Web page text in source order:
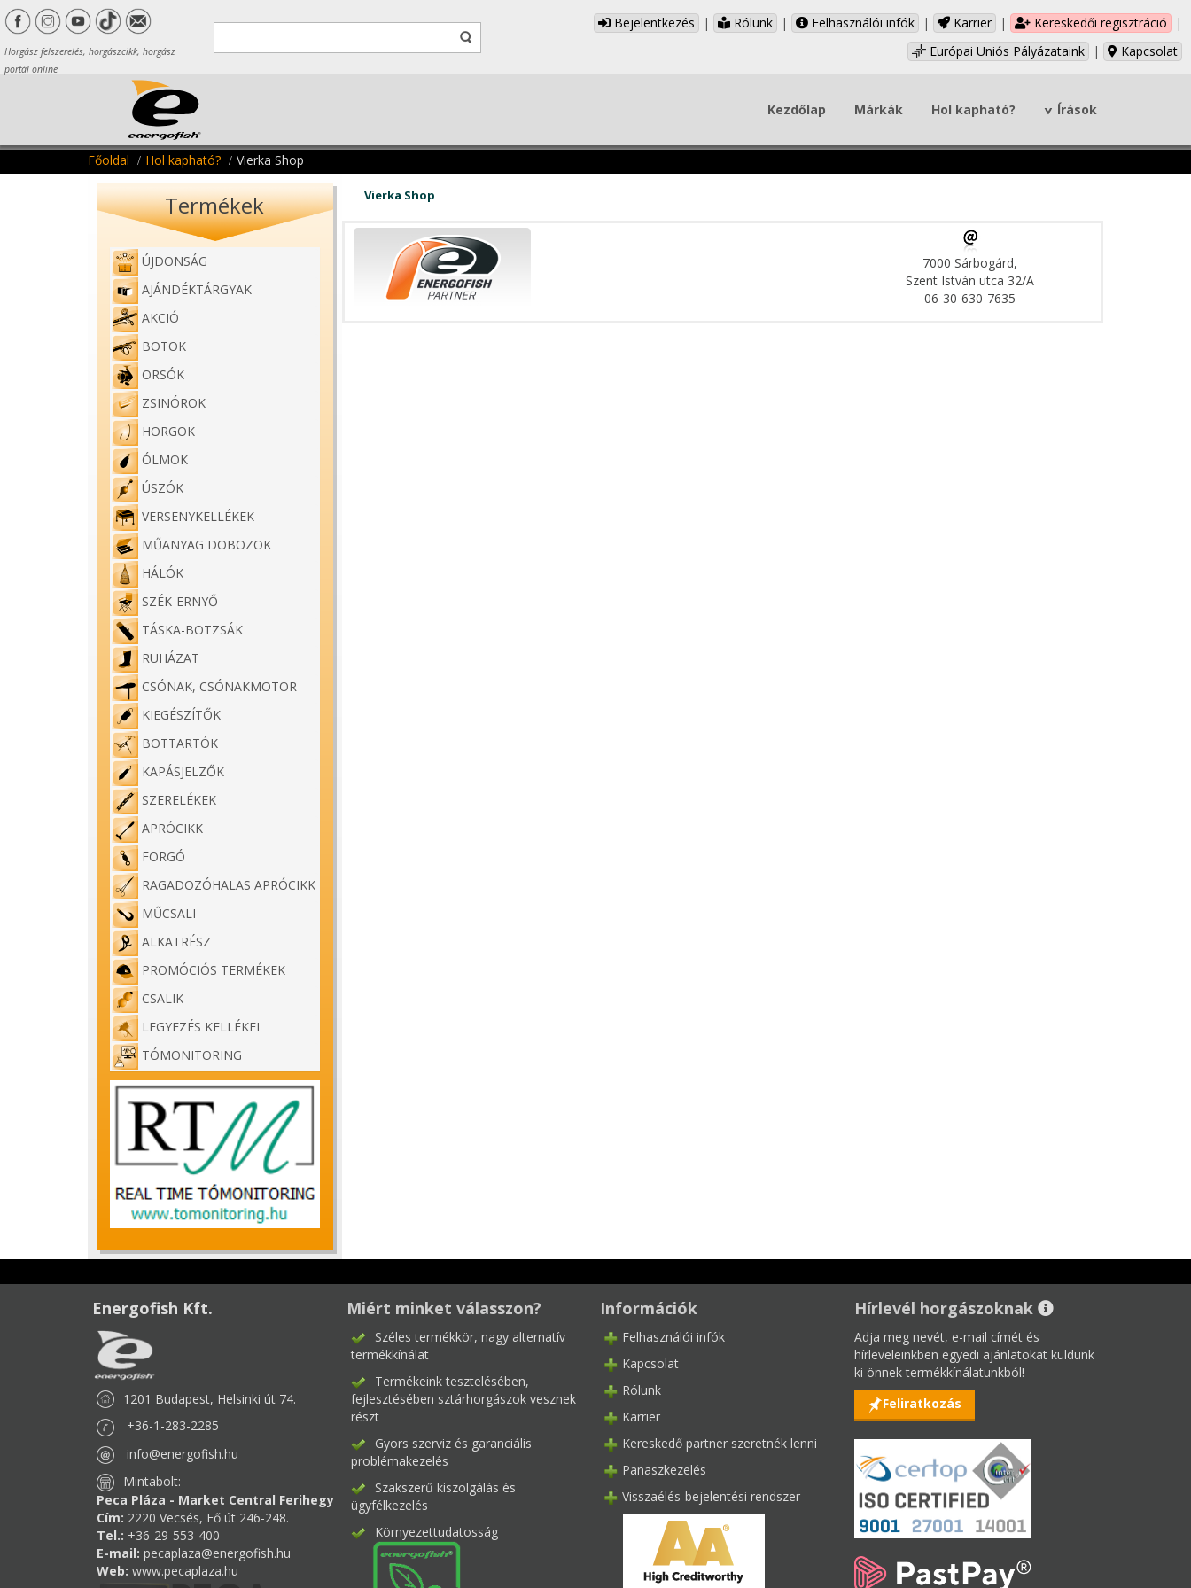
Horgász felszerelés, horgászcikk, horgász
portál online
Bejelentkezés | Rólunk | Felhasználói infók | Karrier | Kereskedői regisztráció
|
Európai Uniós Pályázataink
| Kapcsolat
Kezdőlap Márkák Hol kapható? Írások
Főoldal Hol kapható? Vierka Shop
Termékek
ÚJDONSÁG
AJÁNDÉKTÁRGYAK
AKCIÓ
BOTOK
ORSÓK
ZSINÓROK
HORGOK
ÓLMOK
ÚSZÓK
VERSENYKELLÉKEK
MŰANYAG DOBOZOK
HÁLÓK
SZÉK-ERNYŐ
TÁSKA-BOTZSÁK
RUHÁZAT
CSÓNAK, CSÓNAKMOTOR
KIEGÉSZÍTŐK
BOTTARTÓK
KAPÁSJELZŐK
SZERELÉKEK
APRÓCIKK
FORGÓ
RAGADOZÓHALAS APRÓCIKK
MŰCSALI
ALKATRÉSZ
PROMÓCIÓS TERMÉKEK
CSALIK
LEGYEZÉS KELLÉKEI
TÓMONITORING
Vierka Shop
7000 Sárbogárd,
Szent István utca 32/A
06-30-630-7635
Energofish Kft.
1201 Budapest, Helsinki út 74.
+36-1-283-2285
info@energofish.hu
Mintabolt:
Peca Pláza - Market Central Ferihegy
Cím: 2220 Vecsés, Fő út 246-248.
Tel.: +36-29-553-400
E-mail: pecaplaza@energofish.hu
Web: www.pecaplaza.hu
Miért minket válasszon?
Széles termékkör, nagy alternatív
termékkínálat
Termékeink tesztelésében,
fejlesztésében sztárhorgászok vesznek
részt
Gyors szerviz és garanciális
problémakezelés
Szakszerű kiszolgálás és
ügyfélkezelés
Környezettudatosság
Információk
Felhasználói infók
Kapcsolat
Rólunk
Karrier
Kereskedő partner szeretnék lenni
Panaszkezelés
Visszaélés-bejelentési rendszer
Hírlevél horgászoknak
Adja meg nevét, e-mail címét és
hírleveleinkben egyedi ajánlatokat küldünk
ki önnek termékkínálatunkból!
Feliratkozás